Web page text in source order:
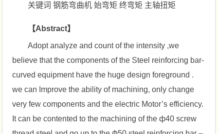
关键词 钢筋弯曲机 始弯矩 终弯矩 主轴扭矩
【Abstract】
Adopt analyze and count of the intensity ,we
believe that the components of the Steel reinforcing bar-
curved equipment have the huge design foreground .
we can Improve the ability of machining, only change
very few components and the electric Motor’s efficiency.
It can be contented to the machining of the ф40 screw